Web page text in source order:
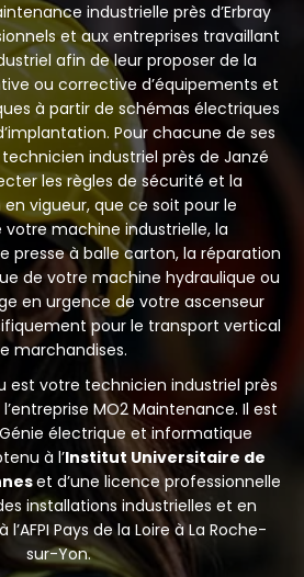
industrielle près d’Erbray
et aux entreprises travaillant
afin de leur proposer de la
ou corrective d’équipements et
à partir de schémas électriques
Pour chacune de ses
industriel près de Janzé
les règles de sécurité et la
vigueur, que ce soit pour le
machine industrielle, la
presse à balle carton, la réparation
de votre machine hydraulique ou
en urgence de votre ascenseur
pour le transport vertical
marchandises.
est votre technicien industriel près
MO2 Maintenance. Il est
Génie électrique et informatique
à l’Institut Universitaire de
et d’une licence professionnelle
installations industrielles et en
Pays de la Loire à La Roche-
sur-Yon.